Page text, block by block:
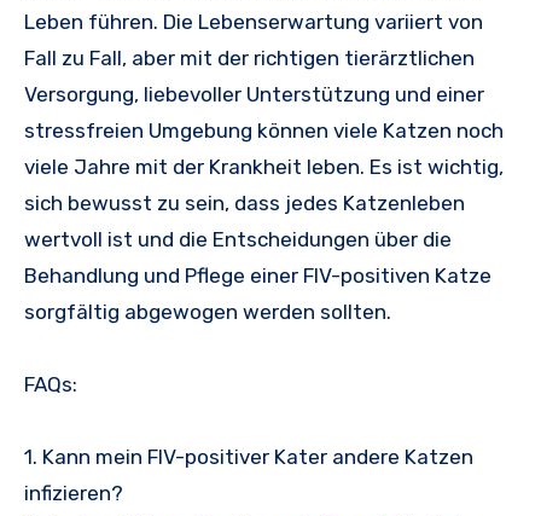
Leben führen. Die Lebenserwartung variiert von
Fall zu Fall, aber mit der richtigen tierärztlichen
Versorgung, liebevoller Unterstützung und einer
stressfreien Umgebung können viele Katzen noch
viele Jahre mit der Krankheit leben. Es ist wichtig,
sich bewusst zu sein, dass jedes Katzenleben
wertvoll ist und die Entscheidungen über die
Behandlung und Pflege einer FIV-positiven Katze
sorgfältig abgewogen werden sollten.
FAQs:
1. Kann mein FIV-positiver Kater andere Katzen
infizieren?